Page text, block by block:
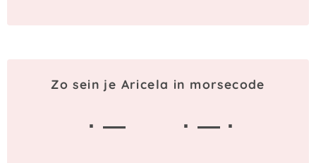
Zo sein je Aricela in morsecode
· —
· — ·